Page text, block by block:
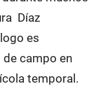
Díaz
es
campo en
temporal.